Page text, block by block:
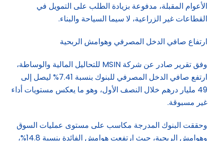
الأعوام المقبلة، مدفوعة بزيادة الطلب على التمويل في
القطاعات غير الزراعية، لا سيما السياحة والبناء.
ارتفاع صافي الدخل المصرفي وهوامش الربحية
وفق تقرير صادر عن شركة MSIN للتحاليل المالية والوساطة،
ارتفع صافي الدخل المصرفي للبنوك بنسبة 7.41% ليصل إلى
49 مليار درهم خلال النصف الأول، وهو ما يعكس مستويات أداء
غير مسبوقة.
وحققت البنوك المدرجة مكاسب على مستوى عمليات السوق
وهوامش الربحية، حيث ارتفعت هوامش الفائدة بنسبة 14.8%،